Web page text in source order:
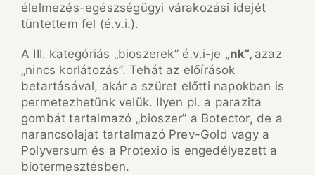
élelmezés-egészségügyi várakozási idejét
tüntettem fel (é.v.i.).
A III. kategóriás „bioszerek” é.v.i-je „nk”, azaz
„nincs korlátozás”. Tehát az előírások
betartásával, akár a szüret előtti napokban is
permetezhetünk velük. Ilyen pl. a parazita
gombát tartalmazó „bioszer” a Botector, de a
narancsolajat tartalmazó Prev-Gold vagy a
Polyversum és a Protexio is engedélyezett a
biotermesztésben.